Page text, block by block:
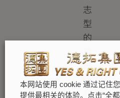
志
型
的
精
髓。
自
1945
本网站使用 cookie 通过记住
提供最相关的体验。点击“全